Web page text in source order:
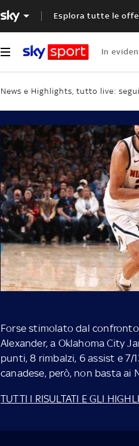
Esplora tutte le
In
News e Highlights, tutto live:
Forse stimolato dal
Alexander, a Oklahoma City
punti, 8 rimbalzi, 6 assist e 7/
canadese, però, non basta
TUTTI I RISULTATI E GLI